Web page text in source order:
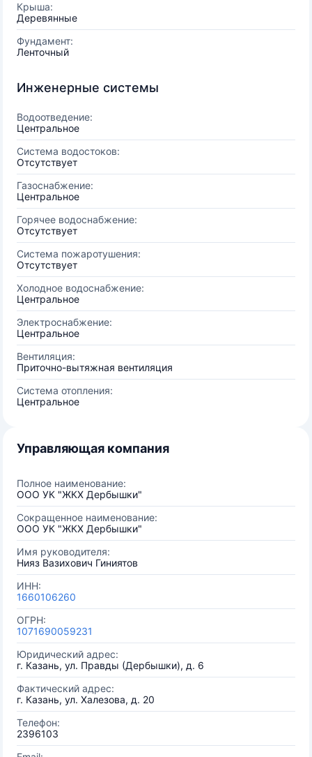
Крыша:
Деревянные
Фундамент:
Ленточный
Инженерные системы
Водоотведение:
Центральное
Система водостоков:
Отсутствует
Газоснабжение:
Центральное
Горячее водоснабжение:
Отсутствует
Система пожаротушения:
Отсутствует
Холодное водоснабжение:
Центральное
Электроснабжение:
Центральное
Вентиляция:
Приточно-вытяжная вентиляция
Система отопления:
Центральное
Управляющая компания
Полное наименование:
ООО УК "ЖКХ Дербышки"
Сокращенное наименование:
ООО УК "ЖКХ Дербышки"
Имя руководителя:
Нияз Вазихович Гиниятов
ИНН:
1660106260
ОГРН:
1071690059231
Юридический адрес:
г. Казань, ул. Правды (Дербышки), д. 6
Фактический адрес:
г. Казань, ул. Халезова, д. 20
Телефон:
2396103